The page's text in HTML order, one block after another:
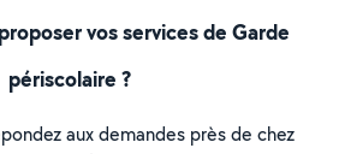
vos services de Garde
périscolaire ?
aux demandes près de chez